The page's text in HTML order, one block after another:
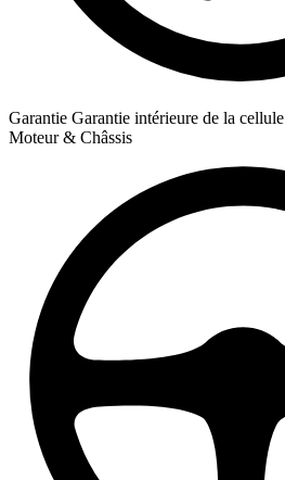
Garantie Garantie intérieure de la cellule
Moteur & Châssis